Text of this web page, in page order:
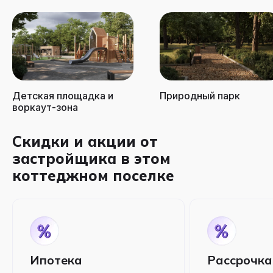
Детская площадка и
воркаут-зона
Природный парк
Скидки и акции от
застройщика в этом
коттеджном поселке
Ипотека Рассрочка